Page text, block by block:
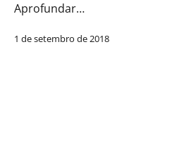
Aprofundar…
1 de setembro de 2018